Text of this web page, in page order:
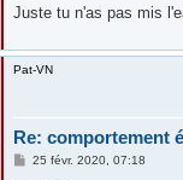
e
Juste tu n'as pas mis
Pat-VN
Re: comportement
M25 févr. 2020, 07:18